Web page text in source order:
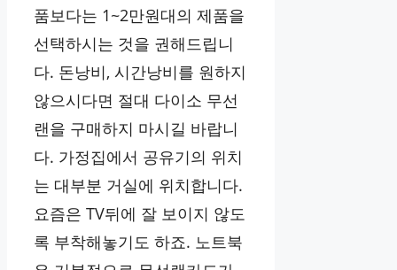
품보다는 1~2만원대의 제품을
선택하시는 것을 권해드립니
다. 돈낭비, 시간낭비를 원하지
않으시다면 절대 다이소 무선
랜을 구매하지 마시길 바랍니
다. 가정집에서 공유기의 위치
는 대부분 거실에 위치합니다.
요즘은 TV뒤에 잘 보이지 않도
록 부착해놓기도 하죠. 노트북